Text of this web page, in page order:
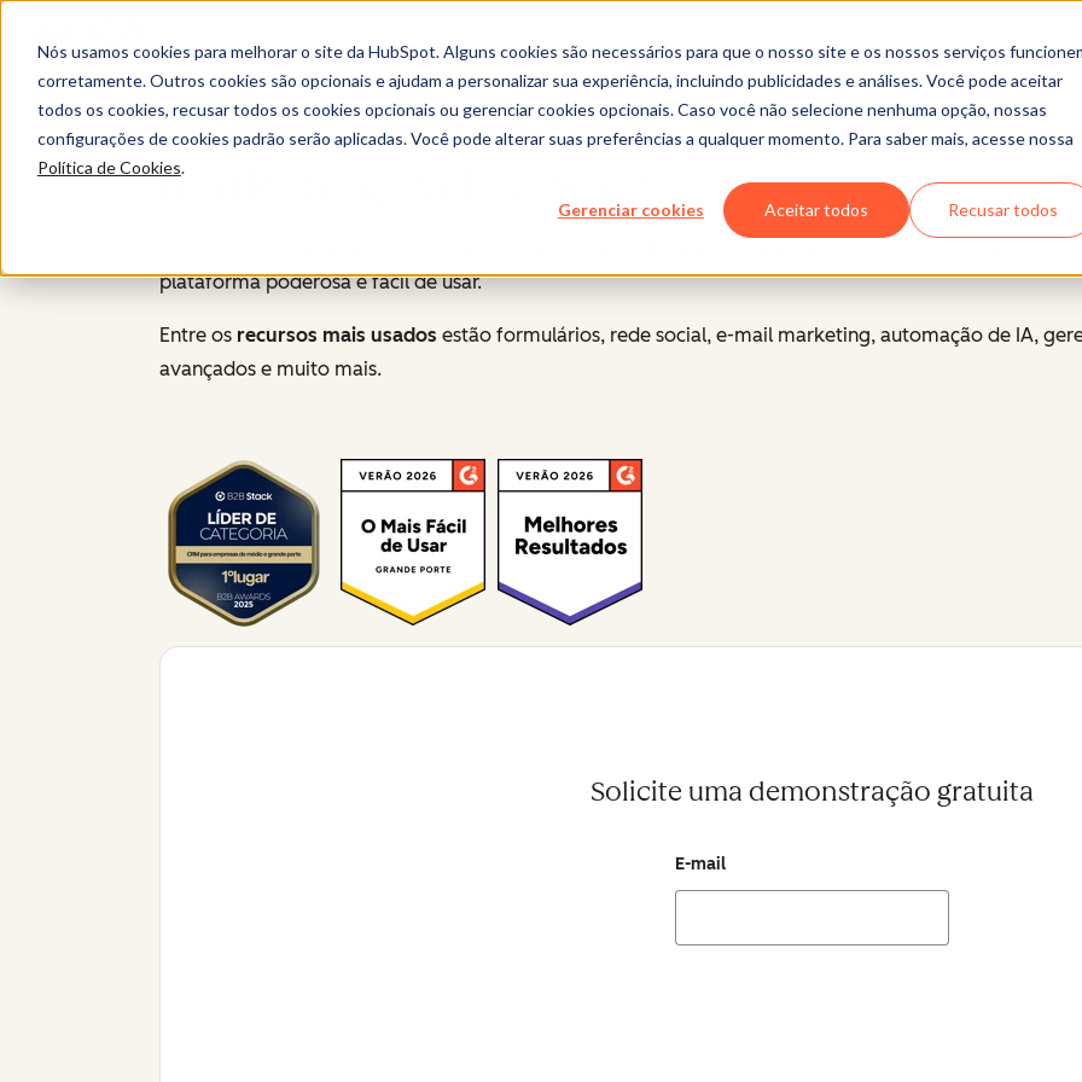
Nós usamos cookies para melhorar o site da HubSpot. Alguns cookies são necessários para que o nosso site e os nossos serviços
corretamente. Outros cookies são opcionais e ajudam a personalizar sua experiência, incluindo publicidades e análises. Você pode aceitar
todos os cookies, recusar todos os cookies opcionais ou gerenciar cookies opcionais. Caso você não selecione nenhuma opção, nossas
configurações de cookies padrão serão aplicadas. Você pode alterar suas preferências a qualquer momento. Para saber mais, acesse nossa
Política de Cookies.
Gerenciar cookies Aceitar todos Recusar todos
Solicite uma demonstração gratuita do
marketing da HubSpot
O software de automação de marketing da HubSpot ajudará você a gerar leads e automatizar seu
plataforma poderosa e fácil de usar.
Entre os recursos mais usados estão formulários, rede social, e-mail marketing, automação de IA,
avançados e muito mais.
Solicite uma demonstração gratuita
E-mail